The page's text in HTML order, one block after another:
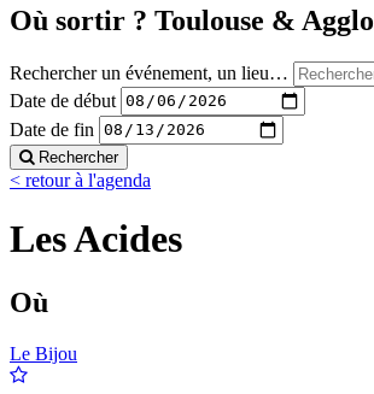
Où sortir ? Toulouse & Agglo
Rechercher un événement, un lieu…
Date de début
Date de fin
Rechercher
< retour à l'agenda
Les Acides
Où
Le Bijou